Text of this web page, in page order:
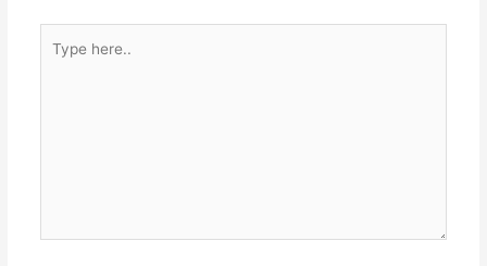
here..